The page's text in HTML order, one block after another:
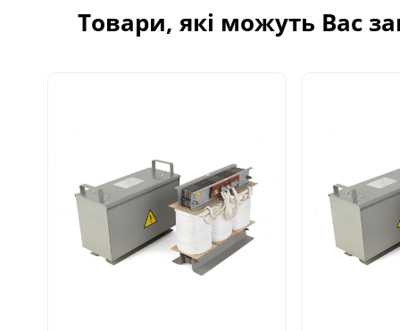
Товари, які можуть Вас